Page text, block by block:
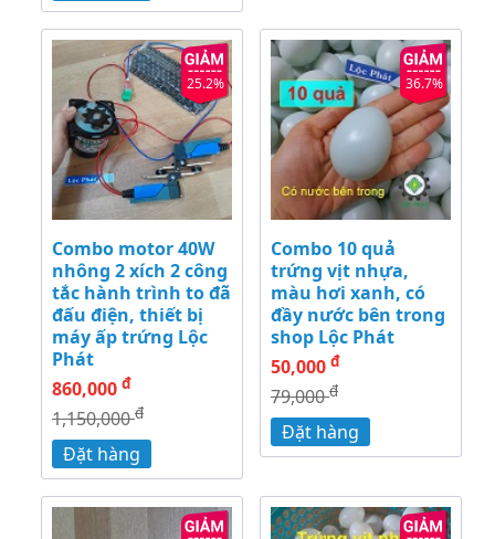
25.2%
Combo motor 40W
nhông 2 xích 2 công
tắc hành trình to đã
đấu điện, thiết bị
máy ấp trứng Lộc
Phát
860,000 đ
1,150,000đ
Đặt hàng
36.7%
Combo 10 quả
trứng vịt nhựa,
màu hơi xanh, có
đầy nước bên trong
shop Lộc Phát
50,000 đ
79,000đ
Đặt hàng